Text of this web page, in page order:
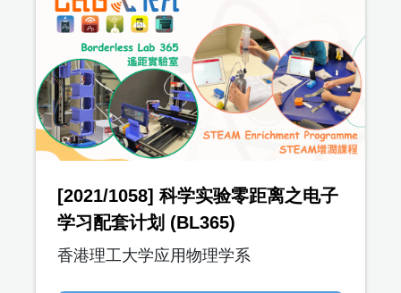
[2021/1058] 科学实验零距离之电子
学习配套计划 (BL365)
香港理工大学应用物理学系